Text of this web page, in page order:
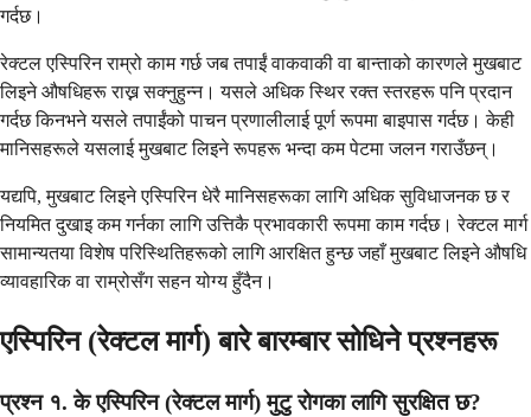
गर्दछ।
रेक्टल एस्पिरिन राम्रो काम गर्छ जब तपाईं वाकवाकी वा बान्ताको कारणले मुखबाट
लिइने औषधिहरू राख्न सक्नुहुन्न। यसले अधिक स्थिर रक्त स्तरहरू पनि प्रदान
गर्दछ किनभने यसले तपाईंको पाचन प्रणालीलाई पूर्ण रूपमा बाइपास गर्दछ। केही
मानिसहरूले यसलाई मुखबाट लिइने रूपहरू भन्दा कम पेटमा जलन गराउँछन्।
यद्यपि, मुखबाट लिइने एस्पिरिन धेरै मानिसहरूका लागि अधिक सुविधाजनक छ र
नियमित दुखाइ कम गर्नका लागि उत्तिकै प्रभावकारी रूपमा काम गर्दछ। रेक्टल मार्ग
सामान्यतया विशेष परिस्थितिहरूको लागि आरक्षित हुन्छ जहाँ मुखबाट लिइने औषधि
व्यावहारिक वा राम्रोसँग सहन योग्य हुँदैन।
एस्पिरिन (रेक्टल मार्ग) बारे बारम्बार सोधिने प्रश्नहरू
प्रश्न १. के एस्पिरिन (रेक्टल मार्ग) मुटु रोगका लागि सुरक्षित छ?